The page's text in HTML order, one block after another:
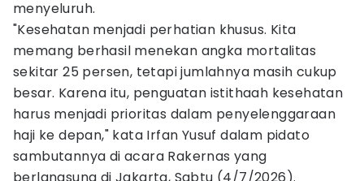
menyeluruh.
"Kesehatan menjadi perhatian khusus. Kita
memang berhasil menekan angka mortalitas
sekitar 25 persen, tetapi jumlahnya masih cukup
besar. Karena itu, penguatan istithaah kesehatan
harus menjadi prioritas dalam penyelenggaraan
haji ke depan," kata Irfan Yusuf dalam pidato
sambutannya di acara Rakernas yang